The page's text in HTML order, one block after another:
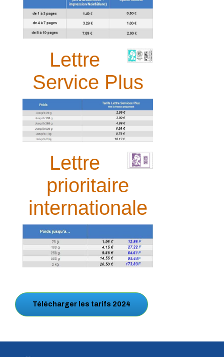
Lettre
Service Plus
Lettre
prioritaire
internationale
Télécharger les tarifs 2024